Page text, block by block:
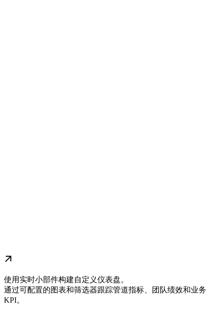
使用实时小部件构建自定义仪表盘。
通过可配置的图表和筛选器跟踪管道指标、团队绩效和业务
KPI。